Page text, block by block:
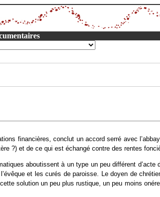
financières, conclut un accord serré avec
?) et de ce qui est échangé contre des rentes
aboutissent à un type un peu différent
et les curés de paroisse. Le doyen de
solution un peu plus rustique, un peu moins